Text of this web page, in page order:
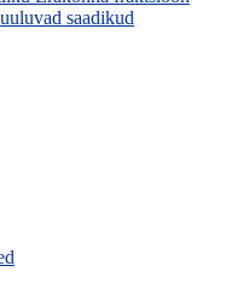
saadikud